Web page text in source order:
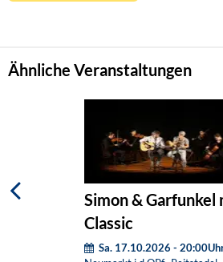
Ähnliche Veranstaltungen
Simon & Garfunkel
Classic
Sa. 17.10.2026 -